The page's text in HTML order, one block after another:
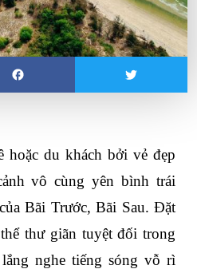
hoặc du khách bởi vẻ đẹp
vô cùng yên bình trái
Bãi Trước, Bãi Sau. Đặt
thư giãn tuyệt đối trong
nghe tiếng sóng vỗ rì